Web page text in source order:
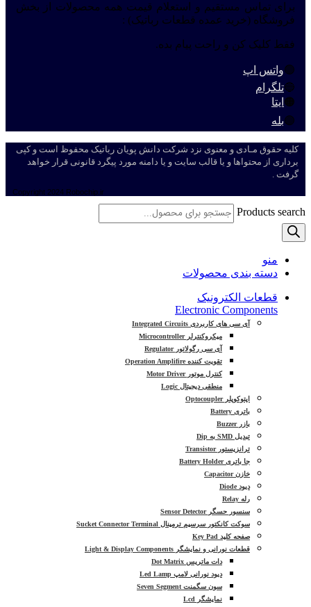
برای تماس مستقیم و استعلام قیمت همه محصولات از بخش
فروشگاه (خرید عمده قطعات رباتیک) :
فقط کلیک کن و راحت پیام بده.
🟢واتس اپ
🔵تلگرام
🟠 ایتا
🟣بله
کلیه حقوق مـادی و معنوی نزد شرکت دانش پویان رباتیک محفوظ است و کپی
برداری از محتواها و یا قالب سایت و یا دامنه مورد پیگرد قانونی قرار خواهد
گرفت .
Copyright 2024 Robochip.ir
Products search
منو
دسته بندی محصولات
قطعات الکترونیک
Electronic Components
آی سی های کاربردی Integrated Circuits
میکروکنترلر Microcontroller
آی سی رگولاتور Regulator
تقویت کننده Operation Amplifire
کنترل موتور Motor Driver
منطقی دیجیتال Logic
اپتوکوپلر Optocoupler
باتری Battery
بازر Buzzer
تبدیل SMD به Dip
ترانزیستور Transistor
جا باتری Battery Holder
خازن Capacitor
دیود Diode
رله Relay
سنسور حسگر Sensor Detector
سوکت کانکتور سرسیم ترمینال Sucket Connector Terminal
صفحه کلید Key Pad
قطعات نورانی و نمایشگر Light & Display Components
دات ماتریس Dot Matrix
دیود نورانی لامپ Led Lamp
سون سگمنت Seven Segment
نمایشگر Lcd